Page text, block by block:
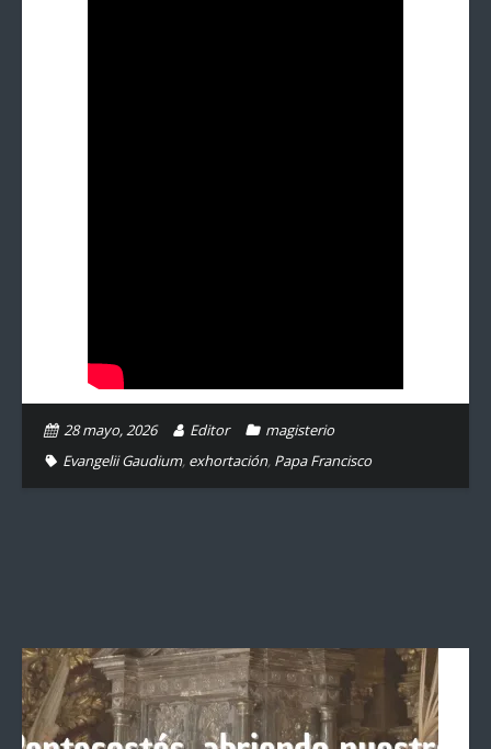
28 mayo, 2026 Editor
magisterio
Evangelii Gaudium, exhortación, Papa Francisco